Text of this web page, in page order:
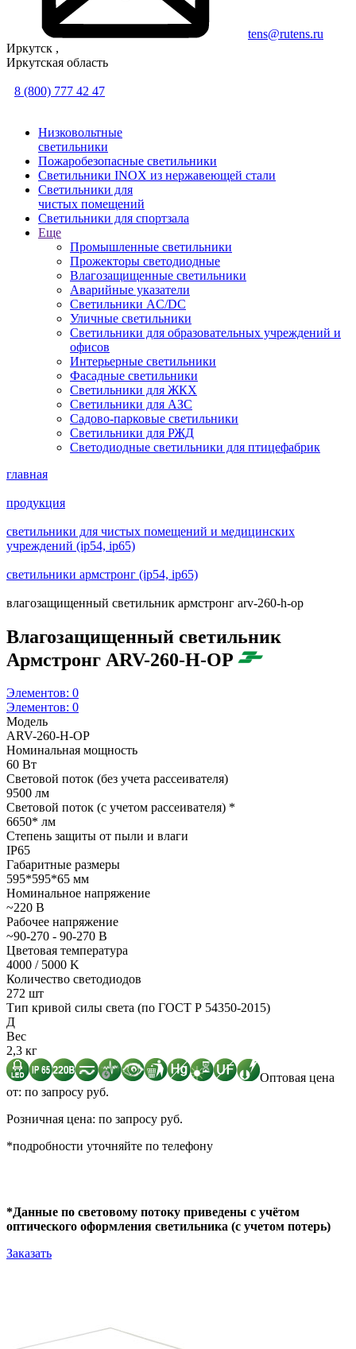
tens@rutens.ru
Иркутск ,
Иркутская область
8 (800) 777 42 47
Низковольтные
светильники
Пожаробезопасные светильники
Светильники INOX из нержавеющей стали
Светильники для
чистых помещений
Светильники для спортзала
Еще
Промышленные светильники
Прожекторы светодиодные
Влагозащищенные светильники
Аварийные указатели
Светильники AC/DC
Уличные светильники
Светильники для образовательных учреждений и
офисов
Интерьерные светильники
Фасадные светильники
Светильники для ЖКХ
Светильники для АЗС
Садово-парковые светильники
Светильники для РЖД
Светодиодные светильники для птицефабрик
главная
продукция
светильники для чистых помещений и медицинских
учреждений (ip54, ip65)
светильники армстронг (ip54, ip65)
влагозащищенный светильник армстронг arv-260-h-op
Влагозащищенный светильник
Армстронг ARV-260-H-OP
Элементов: 0
Элементов: 0
Модель
ARV-260-H-OP
Номинальная мощность
60 Вт
Световой поток (без учета рассеивателя)
9500 лм
Световой поток (с учетом рассеивателя) *
6650* лм
Степень защиты от пыли и влаги
IP65
Габаритные размеры
595*595*65 мм
Номинальное напряжение
~220 В
Рабочее напряжение
~90-270 - 90-270 В
Цветовая температура
4000 / 5000 K
Количество светодиодов
272 шт
Тип кривой силы света (по ГОСТ Р 54350-2015)
Д
Вес
2,3 кг
Оптовая цена
от: по запросу руб.
Розничная цена: по запросу руб.
*подробности уточняйте по телефону
*Данные по световому потоку приведены с учётом
оптического оформления светильника (с учетом потерь)
Заказать